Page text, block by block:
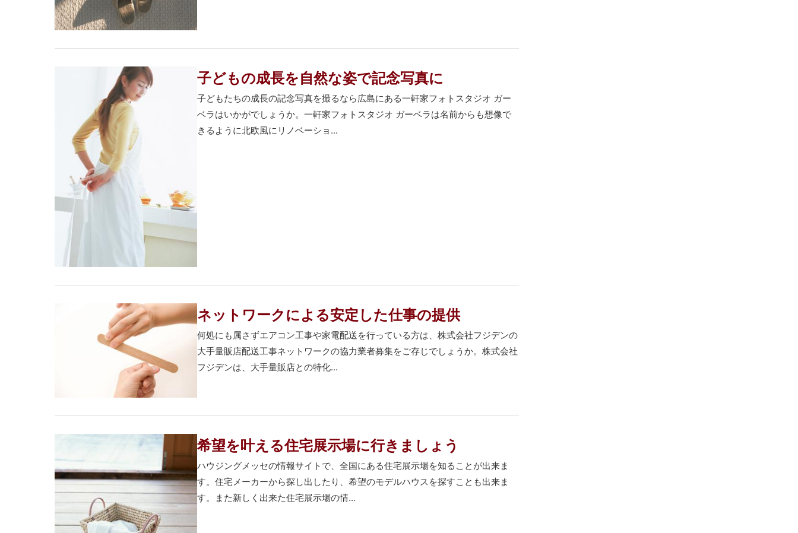
子どもの成長を自然な姿で記念写真に
子どもたちの成長の記念写真を撮るなら広島にある一軒家フォトスタジオ ガー
ベラはいかがでしょうか。一軒家フォトスタジオ ガーベラは名前からも想像で
きるように北欧風にリノベーショ...
ネットワークによる安定した仕事の提供
何処にも属さずエアコン工事や家電配送を行っている方は、株式会社フジデンの
大手量販店配送工事ネットワークの協力業者募集をご存じでしょうか。株式会社
フジデンは、大手量販店との特化...
希望を叶える住宅展示場に行きましょう
ハウジングメッセの情報サイトで、全国にある住宅展示場を知ることが出来ま
す。住宅メーカーから探し出したり、希望のモデルハウスを探すことも出来ま
す。また新しく出来た住宅展示場の情...